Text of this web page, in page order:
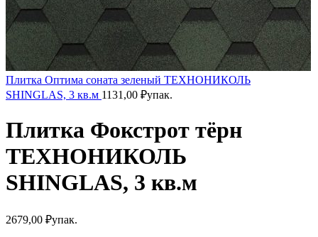
Плитка Оптима соната зеленый ТЕХНОНИКОЛЬ
SHINGLAS, 3 кв.м 1131,00 ₽упак.
Плитка Фокстрот тёрн
ТЕХНОНИКОЛЬ
SHINGLAS, 3 кв.м
2679,00 ₽упак.